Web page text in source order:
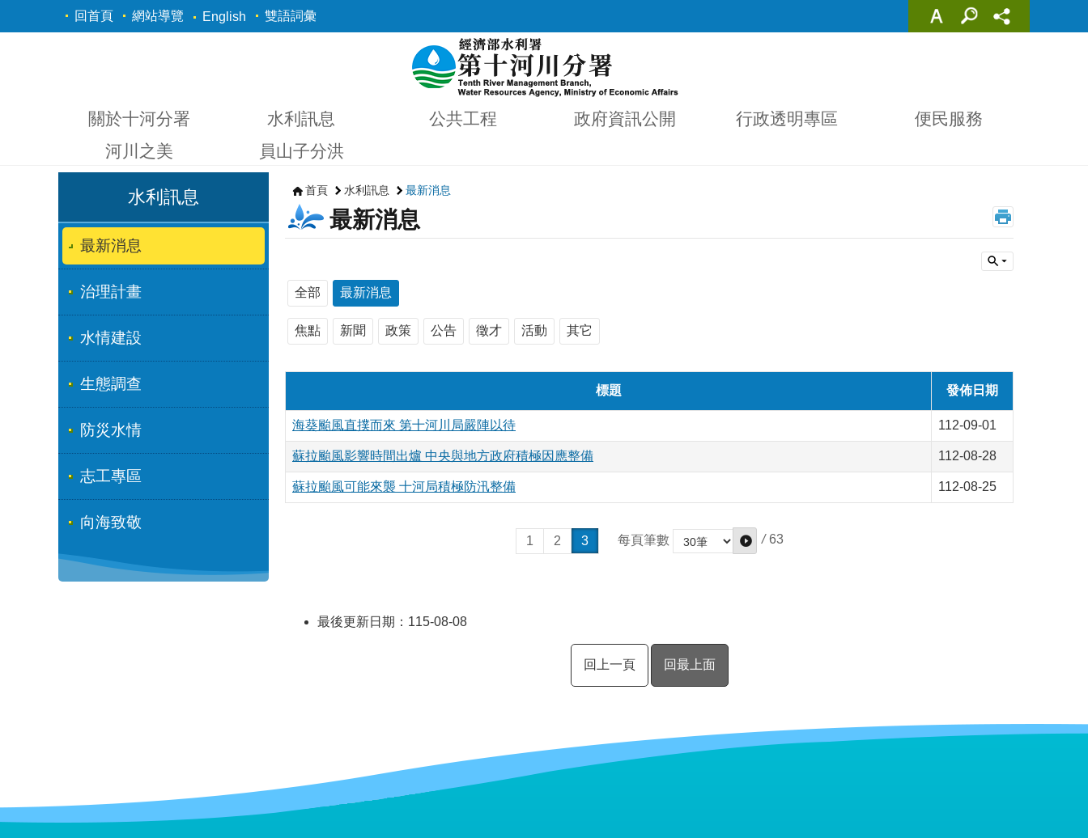
跳到主要內容區塊
回首頁 網站導覽 English 雙語詞彙
關於十河分署 水利訊息 公共工程 政府資訊公開 行政透明專區
便民服務
河川之美
員山子分洪
水利訊息
最新消息
治理計畫
水情建設
生態調查
防災水情
志工專區
向海致敬
首頁 水利訊息 最新消息
最新消息
全部 最新消息
焦點 新聞 政策 公告 徵才 活動 其它
標題 發佈日期
海葵颱風直撲而來 第十河川局嚴陣以待 112-09-01
蘇拉颱風影響時間出爐 中央與地方政府積極因應整備 112-08-28
蘇拉颱風可能來襲 十河局積極防汛整備 112-08-25
1 2 3 每頁筆數 / 63
最後更新日期：115-08-08
回上一頁 回最上面